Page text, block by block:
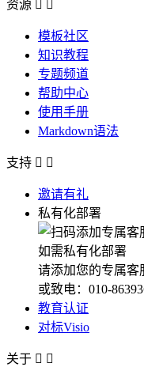
资源  
模板社区
知识教程
专题频道
帮助中心
使用手册
Markdown语法
支持  
邀请有礼
私有化部署
如需私有化部署
请添加您的专属客
或致电：010-
教育认证
对标Visio
关于  